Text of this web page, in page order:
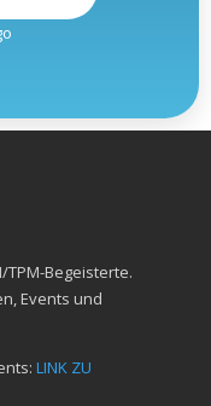
TPM-Begeisterte.
Events und
LINK ZU